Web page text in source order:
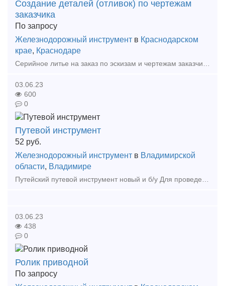
Создание деталей (отливок) по чертежам
заказчика
По запросу
Железнодорожный инструмент в Краснодарском
крае, Краснодаре
Серийное литье на заказ по эскизам и чертежам заказчиков. Завод АО «Кубаньжелдормаш» осуществляет любое высокоточное литье на заказ: стальное, алюминиевое, чугунное, цветное. Любые размеры и м
03.06.23
600
0
Путевой инструмент
52 руб.
Железнодорожный инструмент в Владимирской
области, Владимире
Путейский путевой инструмент новый и б/у Для проведения строительных и ремонтных работ на железнодорожных и подкрановых крановых путях молотки путевые ручки кувалды ключи стыков
03.06.23
438
0
Ролик приводной
По запросу